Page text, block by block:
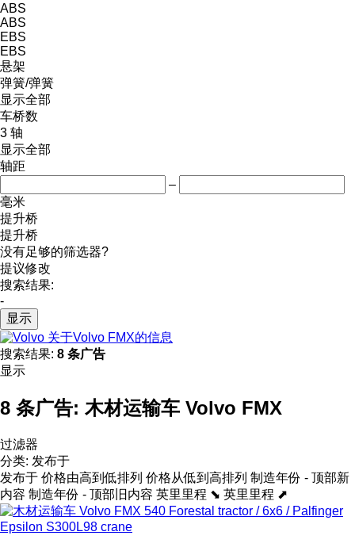
ABS
ABS
EBS
EBS
悬架
弹簧/弹簧
显示全部
车桥数
3 轴
显示全部
轴距
–
毫米
提升桥
提升桥
没有足够的筛选器?
提议修改
搜索结果:
-
显示
关于Volvo FMX的信息
搜索结果: 8 条广告
显示
8 条广告: 木材运输车 Volvo FMX
过滤器
分类: 发布于
发布于 价格由高到低排列 价格从低到高排列 制造年份 - 顶部新
内容 制造年份 - 顶部旧内容 英里里程 ⬊ 英里里程 ⬈